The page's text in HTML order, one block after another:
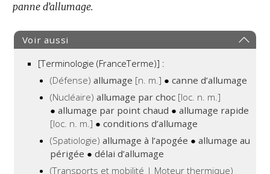
panne d’allumage.
Voir aussi
[Terminologie (FranceTerme)] :
(Défense)allumage [n. m.] ●canne d’allumage
(Nucléaire)allumage par choc [loc. n. m.]
●allumage par point chaud ●allumage rapide
[loc. n. m.] ●conditions d’allumage
(Spatiologie)allumage à l’apogée ●allumage au
périgée ●délai d’allumage
(Transports et mobilité | Moteur thermique)